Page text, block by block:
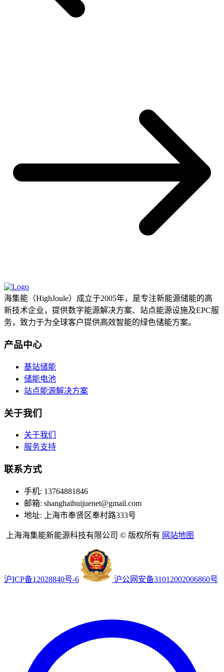
海集能（HighJoule）成立于2005年，是专注新能源储能的高
新技术企业，提供数字能源解决方案、站点能源设施及EPC服
务，致力于为全球客户提供高效智能的绿色储能方案。
产品中心
基站储能
储能电池
站点能源解决方案
关于我们
关于我们
服务支持
联系方式
手机: 13764881846
邮箱: shanghaihuijuenet@gmail.com
地址: 上海市奉贤区奉村路333号
上海海集能新能源科技有限公司 © 版权所有 网站地图
沪ICP备12028840号-6 沪公网安备31012002006860号